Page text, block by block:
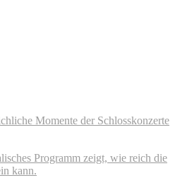
Momente der Schlosskonzerte
Programm zeigt, wie reich die
kann.